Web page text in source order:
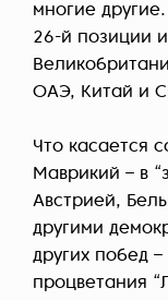
многие
26-й позиции
ОАЭ, Китай и
Что касается
Маврикий – в
Австрией,
другими
других побед
процветания